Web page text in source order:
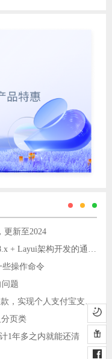
更新至2024
些操作命令
问题
页类
1年多之内就能还清